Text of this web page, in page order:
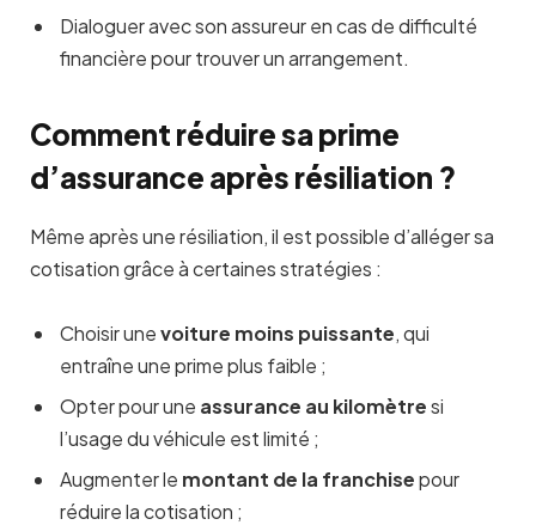
Dialoguer avec son assureur en cas de difficulté
financière pour trouver un arrangement.
Comment réduire sa prime
d’assurance après résiliation ?
Même après une résiliation, il est possible d’alléger sa
cotisation grâce à certaines stratégies :
Choisir unevoiture moins puissante, qui
entraîne une prime plus faible ;
Opter pour une assurance au kilomètresi
l’usage du véhicule est limité ;
Augmenter le montant de la franchisepour
réduire la cotisation ;